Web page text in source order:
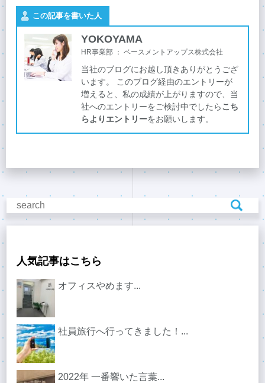
この記事を書いた人
YOKOYAMA
HR事業部 ：ベースメントアップス株式会社
当社のブログにお越し頂きありがとうござ
います。 このブログ経由のエントリーが
増えると、私の成績が上がりますので、当
社へのエントリーをご検討中でしたらこち
らよりエントリーをお願いします。
人気記事はこちら
オフィスやめます...
社員旅行へ行ってきました！...
2022年 一番響いた言葉...